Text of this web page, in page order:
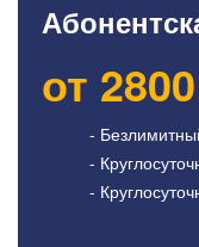
от 2800
-
-
-